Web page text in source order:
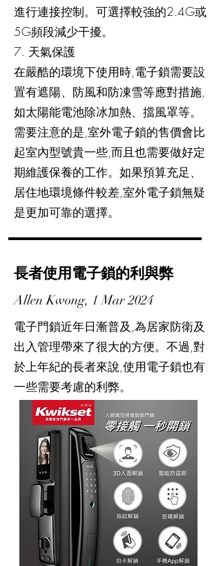
進行連接控制。可選擇較強的2.4G或
5G頻段減少干擾。
7. 天氣保護
在嚴酷的環境下使用時,電子鎖需要設
置有遮陽、防風和防凍雪等應對措施,
如太陽能電池除冰加熱、擋風罩等。
需要注意的是,室外電子鎖的售價會比
起室內型號貴一些,而且也需要做好定
期維護保養的工作。如果預算充足、
居住地環境條件較差,室外電子鎖無疑
是更加可靠的選擇。
長者使用電子鎖的利與弊
Allen Kwong, 1 Mar 2024
電子門鎖近年日漸普及,為居家防衛及
出入管理帶來了很大的方便。不過,對
於上年紀的長者來說,使用電子鎖也有
一些需要考慮的利弊。